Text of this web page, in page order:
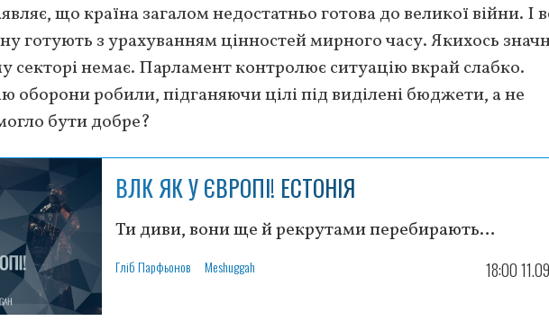
що країна загалом недостатньо готова до великої війни. І
готують з урахуванням цінностей мирного часу. Якихось
немає. Парламент контролює ситуацію вкрай слабко.
оборони робили, підганяючи цілі під виділені бюджети, а не
бути добре?
ВЛК ЯК У ЄВРОПІ! ЕСТОНІЯ
Ти диви, вони ще й рекрутами перебирають…
Гліб Парфьонов Meshuggah 18:00